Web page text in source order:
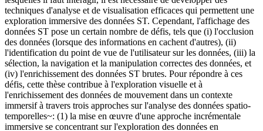
techniques d'analyse et de visualisation efficaces qui permettent une
exploration immersive des données ST. Cependant, l'affichage des
données ST pose un certain nombre de défis, tels que (i) l'occlusion
des données (lorsque des informations en cachent d'autres), (ii)
l'identification du point de vue de l'utilisateur sur les données, (iii) la
sélection, la navigation et la manipulation correctes des données, et
(iv) l'enrichissement des données ST brutes. Pour répondre à ces
défis, cette thèse contribue à l'exploration visuelle et à
l'enrichissement des données de mouvement dans un contexte
immersif à travers trois approches sur l'analyse des données spatio-
temporelles~: (1) la mise en œuvre d'une approche incrémentale
immersive se concentrant sur l'exploration des données en